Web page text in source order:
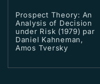
Prospect Theory: An
Analysis of Decision
under Risk (1979) par
Daniel Kahneman,
Amos Tversky